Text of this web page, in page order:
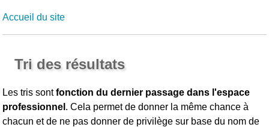
Accueil du site
Tri des résultats
Les tris sontfonction du dernier passage dans l'espace
professionnel . Cela permet de donner la même chance à
chacun et de ne pas donner de privilège sur base du nom de